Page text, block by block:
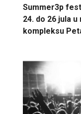
Summer3p
24. do 26 jula
kompleksu